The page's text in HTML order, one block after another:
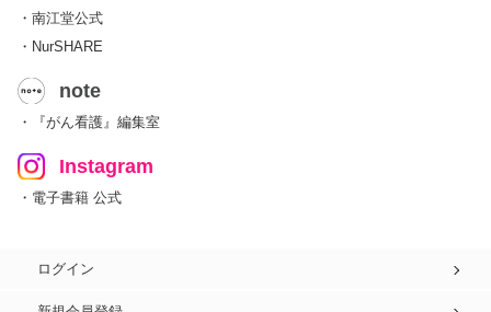
・南江堂公式
・NurSHARE
note
・『がん看護』編集室
Instagram
・電子書籍 公式
ログイン